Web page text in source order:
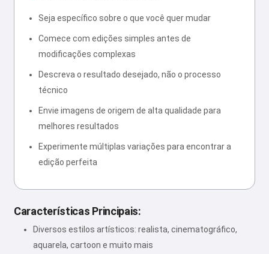
Seja específico sobre o que você quer mudar
Comece com edições simples antes de
modificações complexas
Descreva o resultado desejado, não o processo
técnico
Envie imagens de origem de alta qualidade para
melhores resultados
Experimente múltiplas variações para encontrar a
edição perfeita
Características Principais:
Diversos estilos artísticos: realista, cinematográfico,
aquarela, cartoon e muito mais